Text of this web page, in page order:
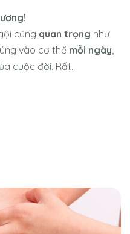
cũng quan trọng như
vào cơ thể mỗi ngày
cuộc đời. Rất...